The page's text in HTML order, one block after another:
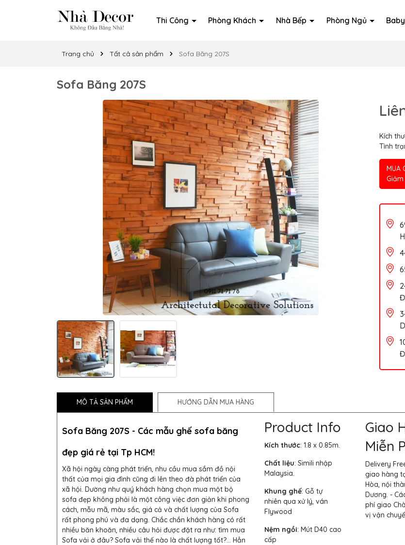
Thi Công Phòng Khách Nhà Bếp Phòng Ngủ
Trang chủ Tất cả sản phẩm Sofa Băng 207S
Sofa Băng 207S
Kích
Tình
MUA
Giảm
MÔ TẢ SẢN PHẨM HƯỚNG DẪN MUA HÀNG
Sofa Băng 207S - Các mẫu ghế sofa băng
đẹp giá rẻ tại Tp HCM!
Xã hội ngày càng phát triển, nhu cầu mua sắm đồ nội
thất của mọi gia đình cũng đi lên theo đà phát triển của
xã hội. Dường như quý khách hàng chọn mua một bộ
sofa đẹp không phải là một công việc đơn giản khi phong
cách, mẫu mã, màu sắc, giá cả và chất lượng của Sofa
rất phong phú và đa dạng. Chắc chắn khách hàng có rất
nhiều băn khoăn, nhiều câu hỏi được đặt ra như: tìm mua
Sofa vải ở đâu? Sofa vải thế nào là chất lượng tốt?… Hẳn
Product Info
Kích thước: 1.8 x 0.85m.
Chất liệu: Simili nhập
Malaysia.
Khung ghế: Gỗ tự
nhiên qua xử lý, ván
Flywood
Nệm ngồi: Mút D40 cao
cấp
Giao
Miễn
Delivery
giao hàng
Hòa, nội
Dương. -
phí giao
vị vận